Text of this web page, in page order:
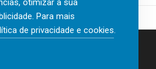
otimizar a sua
Para mais
de privacidade e cookies.